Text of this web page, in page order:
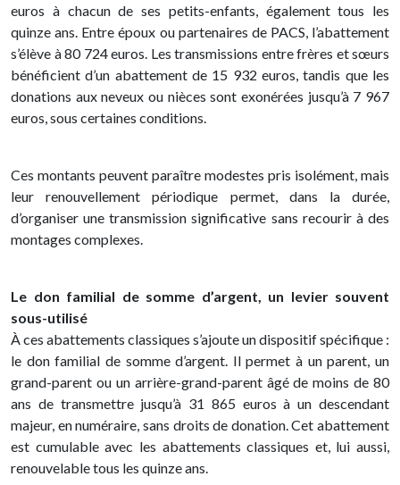
euros à chacun de ses petits-enfants, également tous les
quinze ans. Entre époux ou partenaires de PACS, l’abattement
s’élève à 80 724 euros. Les transmissions entre frères et sœurs
bénéficient d’un abattement de 15 932 euros, tandis que les
donations aux neveux ou nièces sont exonérées jusqu’à 7 967
euros, sous certaines conditions.
Ces montants peuvent paraître modestes pris isolément, mais
leur renouvellement périodique permet, dans la durée,
d’organiser une transmission significative sans recourir à des
montages complexes.
Le don familial de somme d’argent, un levier souvent
sous-utilisé
À ces abattements classiques s’ajoute un dispositif spécifique :
le don familial de somme d’argent. Il permet à un parent, un
grand-parent ou un arrière-grand-parent âgé de moins de 80
ans de transmettre jusqu’à 31 865 euros à un descendant
majeur, en numéraire, sans droits de donation. Cet abattement
est cumulable avec les abattements classiques et, lui aussi,
renouvelable tous les quinze ans.